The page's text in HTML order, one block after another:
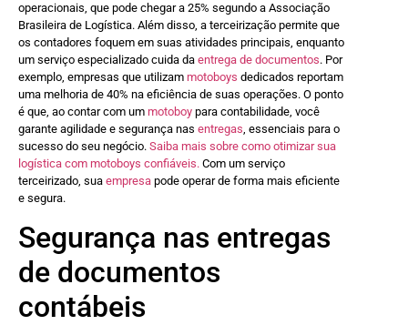
operacionais, que pode chegar a 25% segundo a Associação
Brasileira de Logística. Além disso, a terceirização permite que
os contadores foquem em suas atividades principais, enquanto
um serviço especializado cuida da entrega de documentos. Por
exemplo, empresas que utilizam motoboys dedicados reportam
uma melhoria de 40% na eficiência de suas operações. O ponto
é que, ao contar com um motoboy para contabilidade, você
garante agilidade e segurança nas entregas, essenciais para o
sucesso do seu negócio. Saiba mais sobre como otimizar sua
logística com motoboys confiáveis. Com um serviço
terceirizado, sua empresa pode operar de forma mais eficiente
e segura.
Segurança nas entregas
de documentos
contábeis